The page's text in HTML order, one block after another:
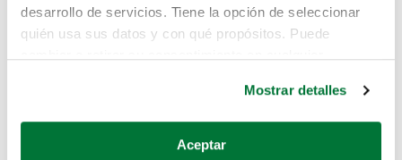
desarrollo de servicios. Tiene la opción de seleccionar
quién usa sus datos y con qué propósitos. Puede
Si lo permite, también quisiéramos:
Mostrar detalles
Aceptar
Pero puedes encontrar el coche que estás
buscando en alguno de estos enlaces:
Coches de segunda mano